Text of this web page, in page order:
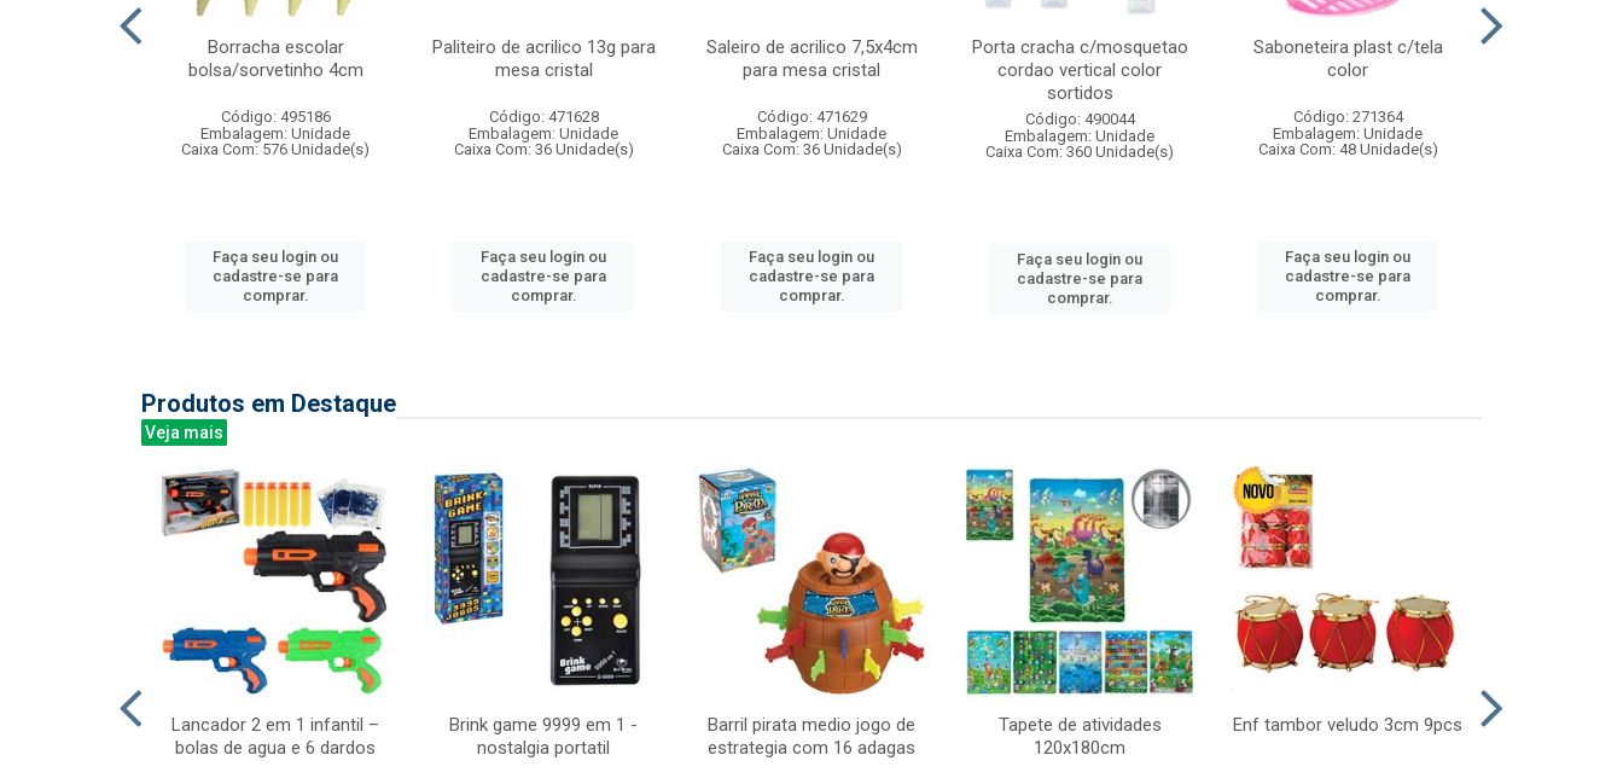
Borracha escolar
bolsa/sorvetinho 4cm
Código: 495186
Embalagem: Unidade
Caixa Com: 576 Unidade(s)
Faça seu login ou
cadastre-se para
comprar.
Paliteiro de acrilico 13g para
mesa cristal
Código: 471628
Embalagem: Unidade
Caixa Com: 36 Unidade(s)
Faça seu login ou
cadastre-se para
comprar.
Saleiro de acrilico 7,5x4cm
para mesa cristal
Código: 471629
Embalagem: Unidade
Caixa Com: 36 Unidade(s)
Faça seu login ou
cadastre-se para
comprar.
Porta cracha c/mosquetao
cordao vertical color
sortidos
Código: 490044
Embalagem: Unidade
Caixa Com: 360 Unidade(s)
Faça seu login ou
cadastre-se para
comprar.
Saboneteira plast c/tela
color
Código: 271364
Embalagem: Unidade
Caixa Com: 48 Unidade(s)
Faça seu login ou
cadastre-se para
comprar.
Produtos em Destaque
Veja mais
Lancador 2 em 1 infantil –
bolas de agua e 6 dardos
Brink game 9999 em 1 -
nostalgia portatil
Barril pirata medio jogo de
estrategia com 16 adagas
Tapete de atividades
120x180cm
Enf tambor veludo 3cm 9pcs